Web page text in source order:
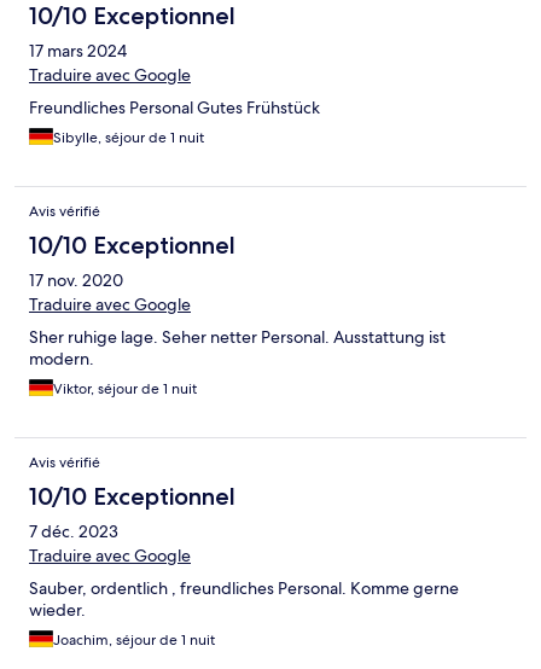
10/10 Exceptionnel
17 mars 2024
Traduire avec Google
Freundliches Personal Gutes Frühstück
Sibylle, séjour de 1 nuit
Avis vérifié
10/10 Exceptionnel
17 nov. 2020
Traduire avec Google
Sher ruhige lage. Seher netter Personal. Ausstattung ist
modern.
Viktor, séjour de 1 nuit
Avis vérifié
10/10 Exceptionnel
7 déc. 2023
Traduire avec Google
Sauber, ordentlich , freundliches Personal. Komme gerne
wieder.
Joachim, séjour de 1 nuit